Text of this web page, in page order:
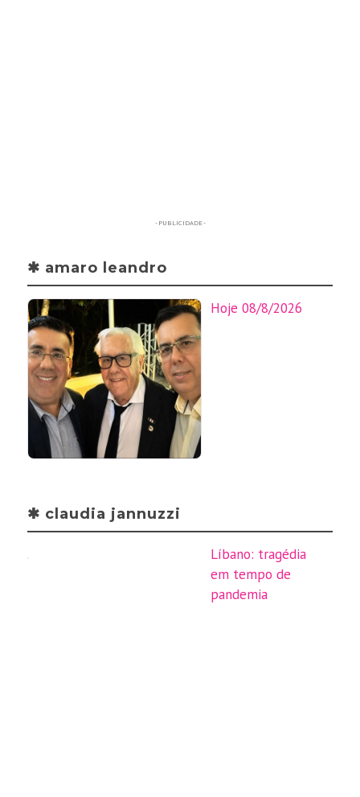
- PUBLICIDADE -
✱ amaro leandro
Hoje 08/8/2026
✱ claudia jannuzzi
Líbano: tragédia
em tempo de
pandemia